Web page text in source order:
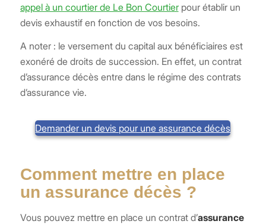
appel à un courtier de Le Bon Courtierpour établir un
devis exhaustif en fonction de vos besoins.
A noter : le versement du capital aux bénéficiaires est
exonéré de droits de succession. En effet, un contrat
d’assurance décès entre dans le régime des contrats
d’assurance vie.
Demander un devis pour une assurance décès
Comment mettre en place
un assurance décès ?
Vous pouvez mettre en place un contrat d’assurance